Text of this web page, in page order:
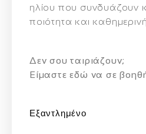
ηλίου που συνδυάζουν
ποιότητα και
Δεν σου ταιριάζουν;
Eίμαστε εδώ να σε
Εξαντλημένο